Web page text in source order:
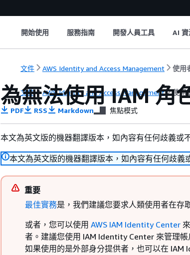
開始使用 服務指南 開發人員工具 AI 資
文件 AWS Identity and Access Management 使用
文件 AWS Identity and Access Management 使用
為無法使用 IAM 角
PDF RSS Markdown 焦點模式
本文為英文版的機器翻譯版本，如內容有任何歧義或
本文為英文版的機器翻譯版本，如內容有任何歧義
重要
最佳實務是，我們建議您要求人類使用者在存
或者，您可以使用 AWS IAM Identity Center
者。建議您使用 IAM Identity Center 來管理帳
如果使用的是外部身分提供者，也可以在